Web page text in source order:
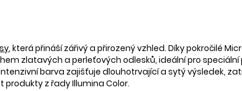
, která přináší zářivý a přirozený vzhled. Díky pokročilé
zlatavých a perleťových odlesků, ideální pro speciální
barva zajišťuje dlouhotrvající a sytý výsledek,
produkty z řady Illumina Color.